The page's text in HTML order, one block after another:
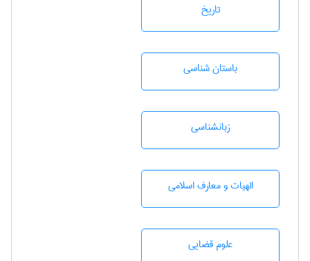
تاريخ
باستان شناسی
زبانشناسی
الهیات و معارف اسلامی
علوم قضایی